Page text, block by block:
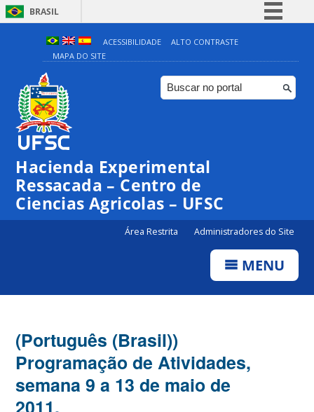
BRASIL
Simplifique!
Comunica BR
Participe
ACESSIBILIDADE
ALTO CONTRASTE
MAPA DO SITE
Hacienda Experimental
Ressacada – Centro de
Ciencias Agricolas – UFSC
Área Restrita Administradores do Site
MENU
(Português (Brasil))
Programação de Atividades,
semana 9 a 13 de maio de
2011.